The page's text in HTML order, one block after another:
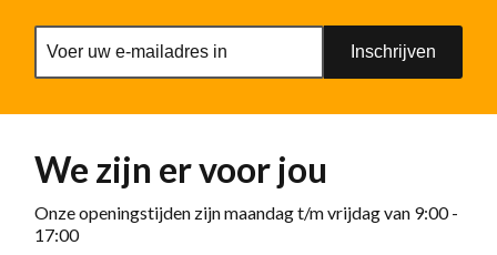
Inschrijven
We zijn er voor jou
Onze openingstijden zijn maandag t/m vrijdag van 9:00 -
17:00